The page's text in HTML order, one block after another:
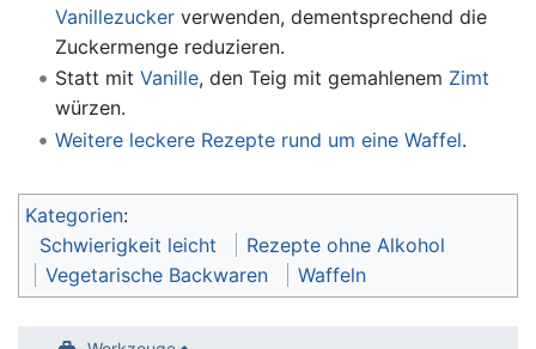
Vanillezuckerverwenden, dementsprechend die
Zuckermenge reduzieren.
Statt mit Vanille, den Teig mit gemahlenem Zimt
würzen.
Weitere leckere Rezepte rund um eine Waffel.
Kategorien:
Schwierigkeit leicht
Rezepte ohne Alkohol
Vegetarische Backwaren
Waffeln